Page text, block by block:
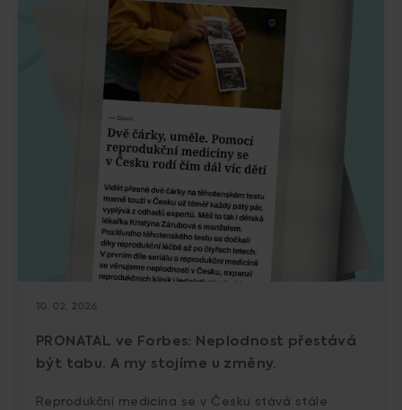
10. 02. 2026
PRONATAL ve Forbes: Neplodnost přestává
být tabu. A my stojíme u změny.
Reprodukční medicína se v Česku stává stále